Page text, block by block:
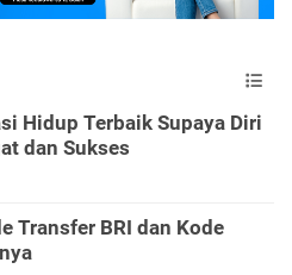
Hidup Terbaik Supaya Diri
dan Sukses
Transfer BRI dan Kode